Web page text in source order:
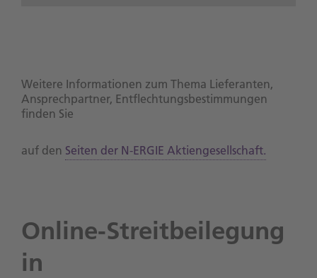
Weitere Informationen zum Thema Lieferanten,
Ansprechpartner, Entflechtungsbestimmungen
finden Sie
auf den Seiten der N-ERGIE Aktiengesellschaft.
Online-Streitbeilegung
in